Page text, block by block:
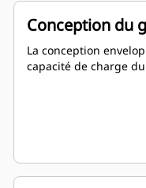
Conception du
La conception
capacité de charge